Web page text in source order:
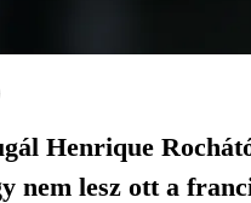
Henrique
nem lesz ott a